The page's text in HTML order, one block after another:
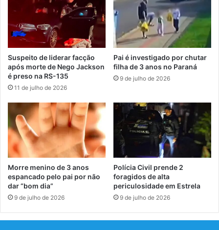
Suspeito de liderar facção
após morte de Nego Jackson
é preso na RS-135
11 de julho de 2026
Pai é investigado por chutar
filha de 3 anos no Paraná
9 de julho de 2026
Morre menino de 3 anos
espancado pelo pai por não
dar “bom dia”
9 de julho de 2026
Polícia Civil prende 2
foragidos de alta
periculosidade em Estrela
9 de julho de 2026